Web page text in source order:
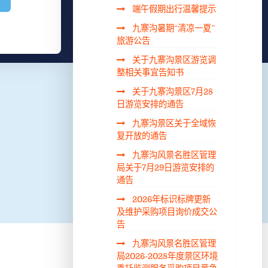
端午假期出行温馨提示
九寨沟暑期“清凉一夏”
旅游公告
关于九寨沟景区游览调
整相关事宜告知书
关于九寨沟景区7月28
日游览安排的通告
九寨沟景区关于全域恢
复开放的通告
九寨沟风景名胜区管理
局关于7月29日游览安排的
通告
2026年标识标牌更新
及维护采购项目询价成交公
告
九寨沟风景名胜区管理
局2026-2028年度景区环境